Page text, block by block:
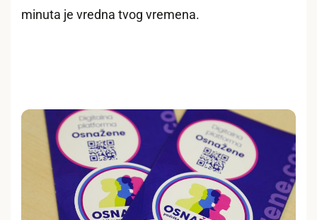
minuta je vredna tvog vremena.